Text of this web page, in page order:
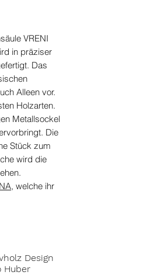
VRENI
in präziser
Das
Alleen vor.
Holzarten.
Metallsockel
Die
Stück zum
wird die
, welche ihr
Design
Huber